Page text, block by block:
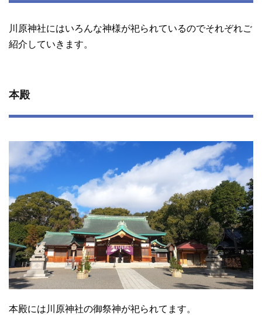
川原神社にはいろんな神様が祀られているのでそれぞれご
紹介していきます。
本殿
本殿には川原神社の御祭神が祀られてます。